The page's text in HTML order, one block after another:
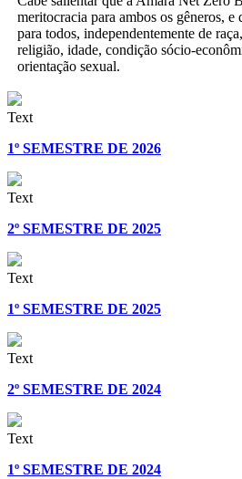
meritocracia para ambos os gêneros, e
para todos, independentemente de
religião, idade, condição sócio-
orientação sexual.
Text
1º SEMESTRE DE 2026
Text
2º SEMESTRE DE 2025
Text
1º SEMESTRE DE 2025
Text
2º SEMESTRE DE 2024
Text
1º SEMESTRE DE 2024